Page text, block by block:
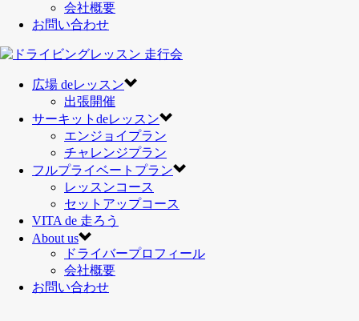
会社概要
お問い合わせ
広場 deレッスン
出張開催
サーキットdeレッスン
エンジョイプラン
チャレンジプラン
フルプライベートプラン
レッスンコース
セットアップコース
VITA de 走ろう
About us
ドライバープロフィール
会社概要
お問い合わせ